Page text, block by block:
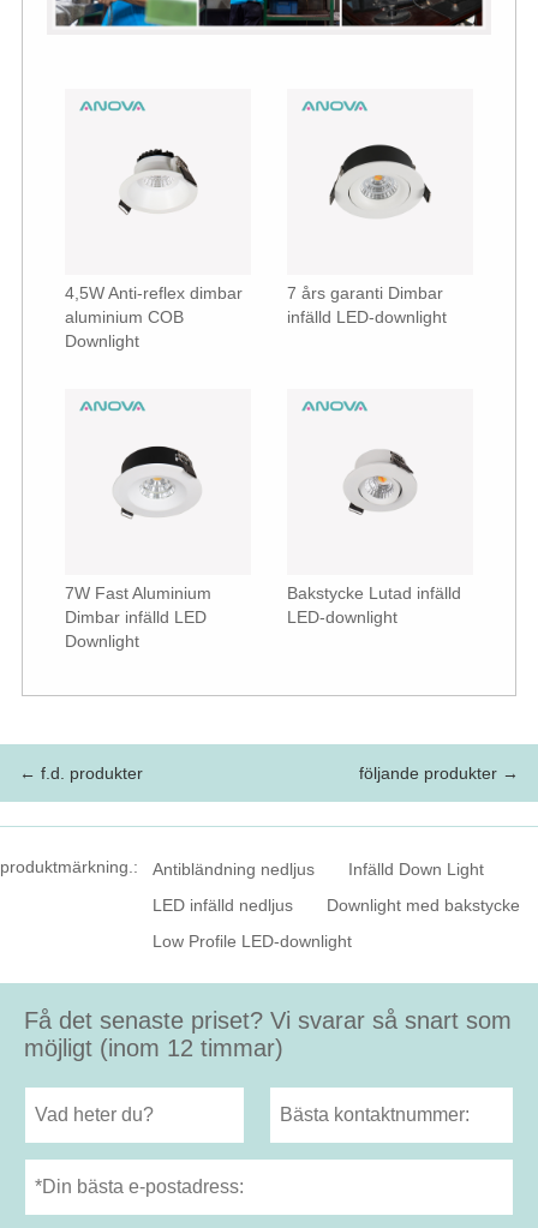
4,5W Anti-reflex dimbar
aluminium COB
Downlight
7 års garanti Dimbar
infälld LED-downlight
7W Fast Aluminium
Dimbar infälld LED
Downlight
Bakstycke Lutad infälld
LED-downlight
← f.d. produkter följande produkter →
produktmärkning.: Antibländning nedljus
Infälld Down Light
LED infälld nedljus
Downlight med bakstycke
Low Profile LED-downlight
Få det senaste priset? Vi svarar så snart som
möjligt (inom 12 timmar)